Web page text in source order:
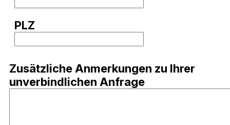
PLZ
Zusätzliche Anmerkungen zu Ihrer
unverbindlichen Anfrage